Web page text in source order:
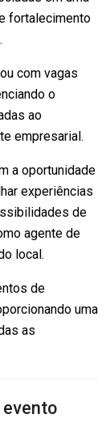
fortalecimento
com vagas
o
ao
empresarial.
a oportunidade
experiências
de
agente de
local.
de
uma
as